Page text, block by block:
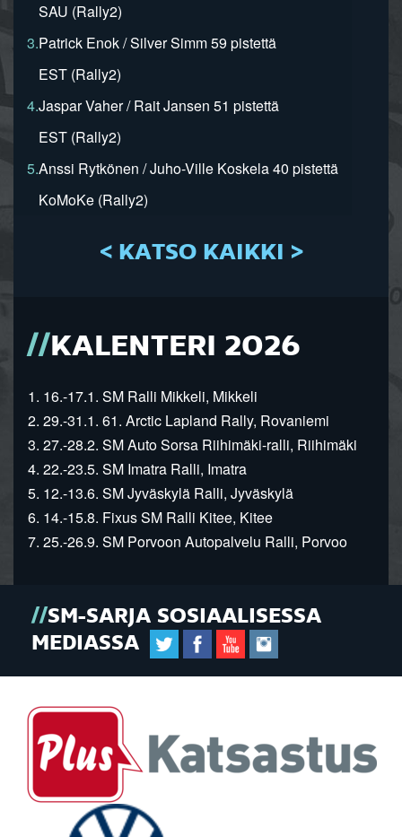
SAU (Rally2)
3.Patrick Enok / Silver Simm 59 pistettä
EST (Rally2)
4.Jaspar Vaher / Rait Jansen 51 pistettä
EST (Rally2)
5.Anssi Rytkönen / Juho-Ville Koskela 40 pistettä
KoMoKe (Rally2)
< KATSO KAIKKI >
KALENTERI 2026
1. 16.-17.1. SM Ralli Mikkeli, Mikkeli
2. 29.-31.1. 61. Arctic Lapland Rally, Rovaniemi
3. 27.-28.2. SM Auto Sorsa Riihimäki-ralli, Riihimäki
4. 22.-23.5. SM Imatra Ralli, Imatra
5. 12.-13.6. SM Jyväskylä Ralli, Jyväskylä
6. 14.-15.8. Fixus SM Ralli Kitee, Kitee
7. 25.-26.9. SM Porvoon Autopalvelu Ralli, Porvoo
SM-SARJA SOSIAALISESSA
MEDIASSA